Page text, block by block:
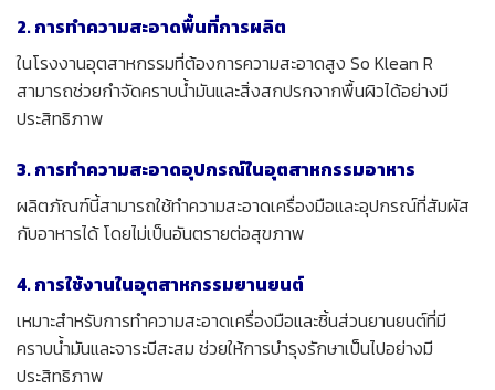
2. การทำความสะอาดพื้นที่การผลิต
ในโรงงานอุตสาหกรรมที่ต้องการความสะอาดสูง So Klean R
สามารถช่วยกำจัดคราบน้ำมันและสิ่งสกปรกจากพื้นผิวได้อย่างมี
ประสิทธิภาพ
3. การทำความสะอาดอุปกรณ์ในอุตสาหกรรมอาหาร
ผลิตภัณฑ์นี้สามารถใช้ทำความสะอาดเครื่องมือและอุปกรณ์ที่สัมผัส
กับอาหารได้ โดยไม่เป็นอันตรายต่อสุขภาพ
4. การใช้งานในอุตสาหกรรมยานยนต์
เหมาะสำหรับการทำความสะอาดเครื่องมือและชิ้นส่วนยานยนต์ที่มี
คราบน้ำมันและจาระบีสะสม ช่วยให้การบำรุงรักษาเป็นไปอย่างมี
ประสิทธิภาพ